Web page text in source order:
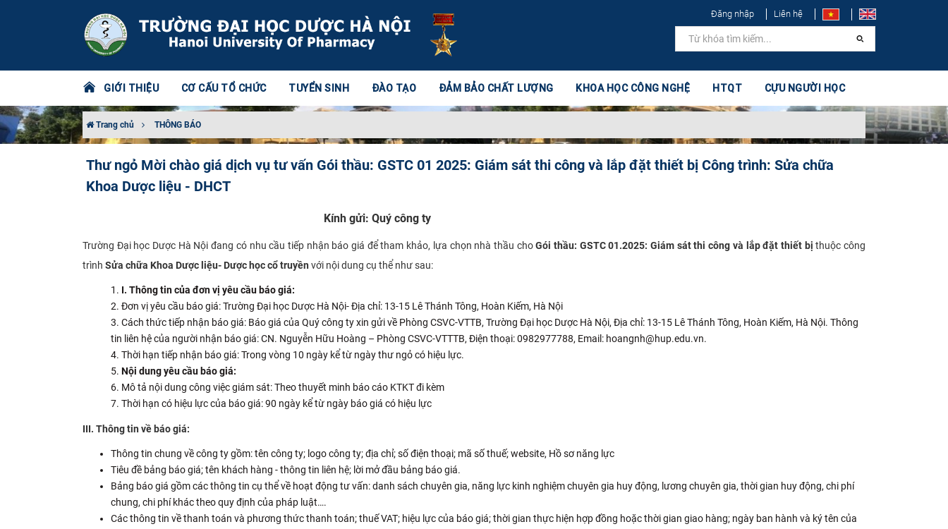
Đăng nhập Liên hệ
GIỚI THIỆU CƠ CẤU TỔ CHỨC TUYỂN SINH ĐÀO TẠO ĐẢM BẢO CHẤT LƯỢNG KHOA HỌC CÔNG NGHỆ HTQT CỰU NGƯỜI HỌC
Trang chủ THÔNG BÁO
Thư ngỏ Mời chào giá dịch vụ tư vấn Gói thầu: GSTC 01 2025: Giám sát thi công và lắp đặt thiết bị Công trình: Sửa chữa
Khoa Dược liệu - DHCT
Kính gửi: Quý công ty
Trường Đại học Dược Hà Nội đang có nhu cầu tiếp nhận báo giá để tham khảo, lựa chọn nhà thầu choGói thầu: GSTC 01.2025: Giám sát thi công và lắp đặt thiết bị thuộc công
trình Sửa chữa Khoa Dược liệu- Dược học cổ truyền với nội dung cụ thể như sau:
I. Thông tin của đơn vị yêu cầu báo giá:
Đơn vị yêu cầu báo giá: Trường Đại học Dược Hà Nội- Địa chỉ: 13-15 Lê Thánh Tông, Hoàn Kiếm, Hà Nội
Cách thức tiếp nhận báo giá: Báo giá của Quý công ty xin gửi về Phòng CSVC-VTTB, Trường Đại học Dược Hà Nội, Địa chỉ: 13-15 Lê Thánh Tông, Hoàn Kiếm, Hà Nội. Thông
tin liên hệ của người nhận báo giá: CN. Nguyễn Hữu Hoàng – Phòng CSVC-VTTTB, Điện thoại: 0982977788, Email: hoangnh@hup.edu.vn.
Thời hạn tiếp nhận báo giá: Trong vòng 10 ngày kể từ ngày thư ngỏ có hiệu lực.
Nội dung yêu cầu báo giá:
Mô tả nội dung công việc giám sát: Theo thuyết minh báo cáo KTKT đi kèm
Thời hạn có hiệu lực của báo giá: 90 ngày kể từ ngày báo giá có hiệu lực
III. Thông tin về báo giá:
Thông tin chung về công ty gồm: tên công ty; logo công ty; địa chỉ; số điện thoại; mã số thuế; website, Hồ sơ năng lực
Tiêu đề bảng báo giá; tên khách hàng - thông tin liên hệ; lời mở đầu bảng báo giá.
Bảng báo giá gồm các thông tin cụ thể về hoạt động tư vấn: danh sách chuyên gia, năng lực kinh nghiệm chuyên gia huy động, lương chuyên gia, thời gian huy động, chi phí
chung, chi phí khác theo quy định của pháp luật….
Các thông tin về thanh toán và phương thức thanh toán; thuế VAT; hiệu lực của báo giá; thời gian thực hiện hợp đồng hoặc thời gian giao hàng; ngày ban hành và ký tên của